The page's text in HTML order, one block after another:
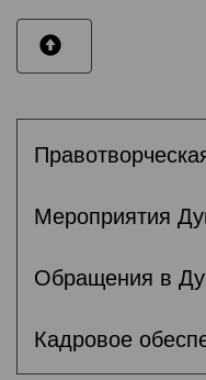
Мероприятия
Обращения в
Кадровое